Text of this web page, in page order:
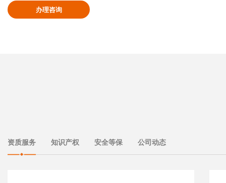
办理咨询
资质服务 知识产权 安全等保 公司动态